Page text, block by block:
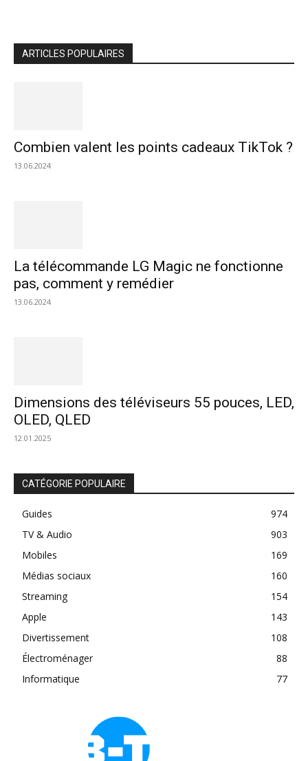
ARTICLES POPULAIRES
Combien valent les points cadeaux TikTok ?
13.06.2024
La télécommande LG Magic ne fonctionne
pas, comment y remédier
13.06.2024
Dimensions des téléviseurs 55 pouces, LED,
OLED, QLED
12.01.2025
CATÉGORIE POPULAIRE
Guides
974
TV & Audio
903
Mobiles
169
Médias sociaux
160
Streaming
154
Apple
143
Divertissement
108
Électroménager
88
Informatique
77